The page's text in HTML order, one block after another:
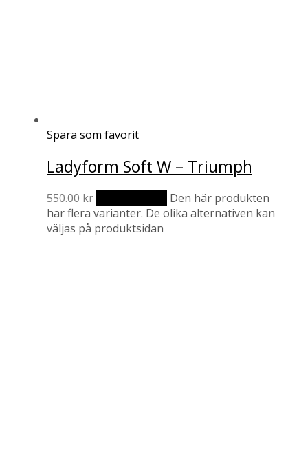
Spara som favorit
Ladyform Soft W – Triumph
550.00 kr
Den här produkten
har flera varianter. De olika alternativen kan
väljas på produktsidan